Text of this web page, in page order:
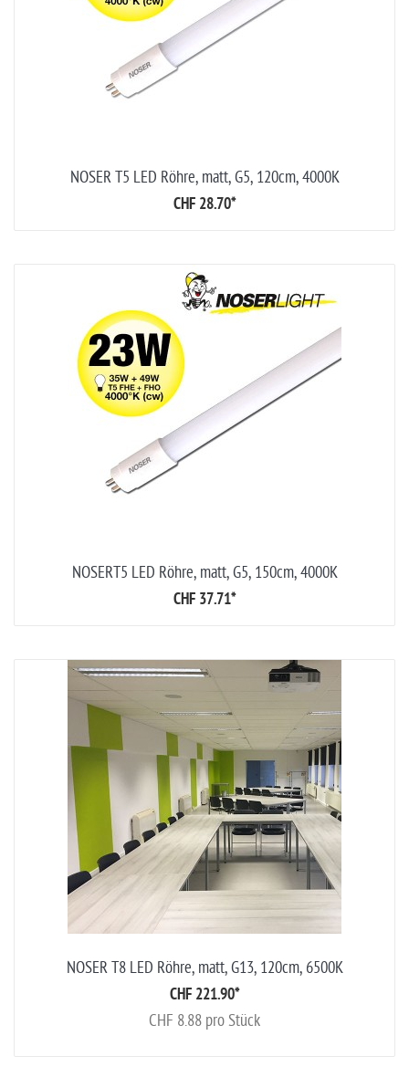
NOSER T5 LED Röhre, matt, G5, 120cm, 4000K
CHF 28.70*
NOSERT5 LED Röhre, matt, G5, 150cm, 4000K
CHF 37.71*
NOSER T8 LED Röhre, matt, G13, 120cm, 6500K
CHF 221.90*
CHF 8.88 pro Stück